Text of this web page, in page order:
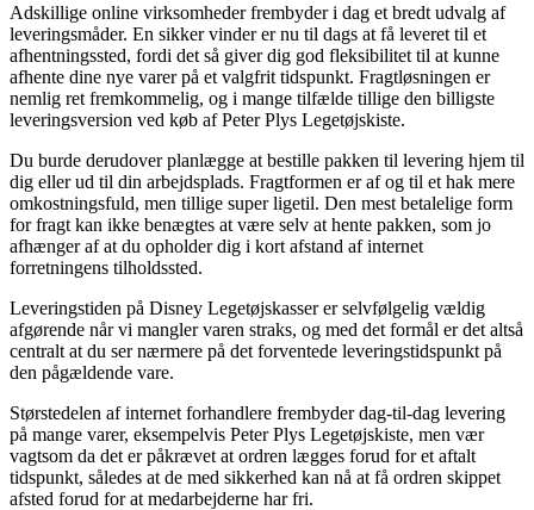
Adskillige online virksomheder frembyder i dag et bredt udvalg af
leveringsmåder. En sikker vinder er nu til dags at få leveret til et
afhentningssted, fordi det så giver dig god fleksibilitet til at kunne
afhente dine nye varer på et valgfrit tidspunkt. Fragtløsningen er
nemlig ret fremkommelig, og i mange tilfælde tillige den billigste
leveringsversion ved køb af Peter Plys Legetøjskiste.
Du burde derudover planlægge at bestille pakken til levering hjem til
dig eller ud til din arbejdsplads. Fragtformen er af og til et hak mere
omkostningsfuld, men tillige super ligetil. Den mest betalelige form
for fragt kan ikke benægtes at være selv at hente pakken, som jo
afhænger af at du opholder dig i kort afstand af internet
forretningens tilholdssted.
Leveringstiden på Disney Legetøjskasser er selvfølgelig vældig
afgørende når vi mangler varen straks, og med det formål er det altså
centralt at du ser nærmere på det forventede leveringstidspunkt på
den pågældende vare.
Størstedelen af internet forhandlere frembyder dag-til-dag levering
på mange varer, eksempelvis Peter Plys Legetøjskiste, men vær
vagtsom da det er påkrævet at ordren lægges forud for et aftalt
tidspunkt, således at de med sikkerhed kan nå at få ordren skippet
afsted forud for at medarbejderne har fri.